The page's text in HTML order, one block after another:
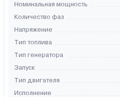
Номинальная мощность
Количество фаз
Напряжение
Тип топлива
Тип генератора
Запуск
Тип двигателя
Исполнение